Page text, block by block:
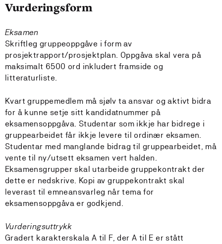
Vurderingsform
Eksamen
Skriftleg gruppeoppgåve i form av
prosjektrapport/prosjektplan. Oppgåva skal vera på
maksimalt 6500 ord inkludert framside og
litteraturliste.
Kvart gruppemedlem må sjølv ta ansvar og aktivt bidra
for å kunne setje sitt kandidatnummer på
eksamensoppgåva. Studentar som ikkje har bidrege i
gruppearbeidet får ikkje levere til ordinær eksamen.
Studentar med manglande bidrag til gruppearbeidet, må
vente til ny/utsett eksamen vert halden.
Eksamensgrupper skal utarbeide gruppekontrakt der
dette er nedskrive. Kopi av gruppekontrakt skal
leverast til emneansvarleg når tema for
eksamensoppgåva er godkjend.
Vurderingsuttrykk
Gradert karakterskala A til F, der A til E er stått